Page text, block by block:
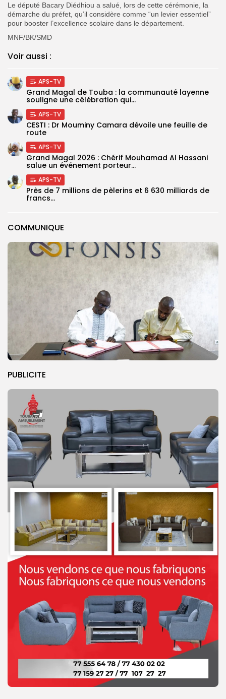
COMMUNIQUE
PUBLICITE
Le député Bacary Diédhiou a salué, lors de cette cérémonie, la
démarche du préfet, qu’il considère comme “un levier essentiel”
pour booster l’excellence scolaire dans le département.
MNF/BK/SMD
Voir aussi :
APS-TV
Grand Magal de Touba : la communauté layenne
souligne une célébration qui...
APS-TV
CESTI : Dr Mouminy Camara dévoile une feuille de
route
APS-TV
Grand Magal 2026 : Chérif Mouhamad Al Hassani
salue un événement porteur...
APS-TV
Près de 7 millions de pèlerins et 6 630 milliards de
francs...